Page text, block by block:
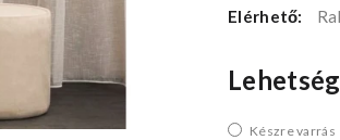
Elérhető:
Készre varrás